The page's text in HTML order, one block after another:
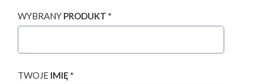
WYBRANY PRODUKT *
TWOJE IMIĘ *